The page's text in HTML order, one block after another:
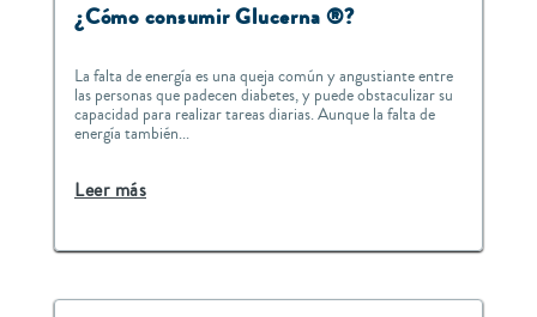
¿Cómo consumir Glucerna ®?
La falta de energía es una queja común y angustiante entre
las personas que padecen diabetes, y puede obstaculizar su
capacidad para realizar tareas diarias. Aunque la falta de
energía también...
Leer más